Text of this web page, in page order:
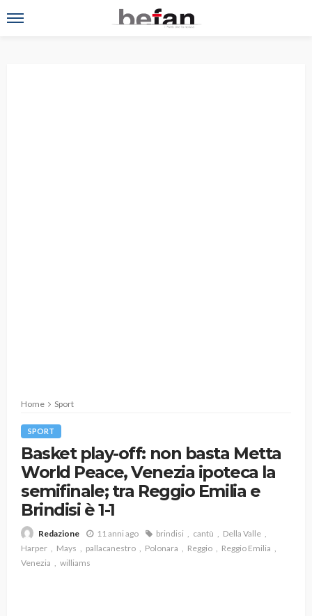
Home Sport
SPORT
Basket play-off: non basta Metta
World Peace, Venezia ipoteca la
semifinale; tra Reggio Emilia e
Brindisi è 1-1
Redazione 11 anni ago brindisi cantù
Della Valle
Harper
Mays pallacanestro Polonara Reggio
Reggio Emilia
Venezia
williams